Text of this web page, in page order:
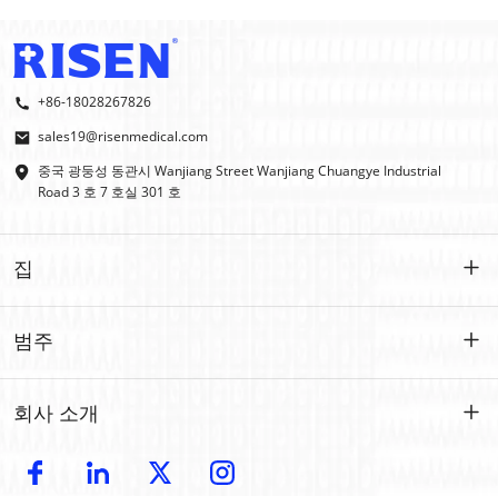
+86-18028267826
sales19@risenmedical.com
중국 광둥성 동관시 Wanjiang Street Wanjiang Chuangye Industrial
Road 3 호 7 호실 301 호
집
집
제품
OEM | ODM
범주
맞춤형
회사 소개
소개